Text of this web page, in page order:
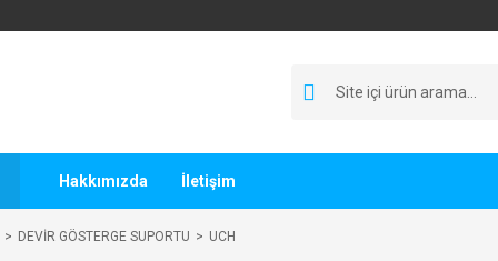
Hakkımızda İletişim
DEVİR GÖSTERGE SUPORTU UCH